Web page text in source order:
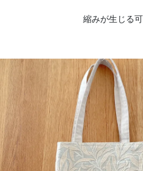
縮みが生じる